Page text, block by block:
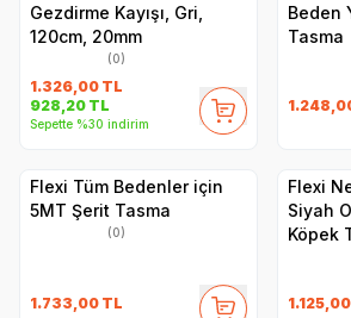
Gezdirme Kayışı, Gri,
120cm, 20mm
(0)
1.326,00 TL
928,20 TL
Sepette %30 indirim
Beden
Tasma
Flexi Tüm Bedenler için
5MT Şerit Tasma
(0)
1.733,00 TL
Flexi
Siyah
Köpek
1.125,00